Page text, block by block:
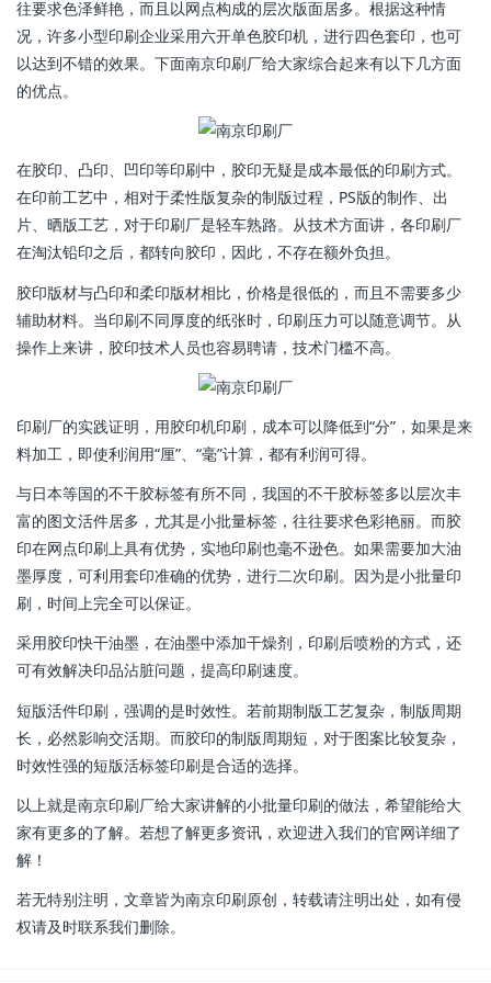
往要求色泽鲜艳，而且以网点构成的层次版面居多。根据这种情
况，许多小型印刷企业采用六开单色胶印机，进行四色套印，也可
以达到不错的效果。下面南京印刷厂给大家综合起来有以下几方面
的优点。
在胶印、凸印、凹印等印刷中，胶印无疑是成本最低的印刷方式。
在印前工艺中，相对于柔性版复杂的制版过程，PS版的制作、出
片、晒版工艺，对于印刷厂是轻车熟路。从技术方面讲，各印刷厂
在淘汰铅印之后，都转向胶印，因此，不存在额外负担。
胶印版材与凸印和柔印版材相比，价格是很低的，而且不需要多少
辅助材料。当印刷不同厚度的纸张时，印刷压力可以随意调节。从
操作上来讲，胶印技术人员也容易聘请，技术门槛不高。
印刷厂的实践证明，用胶印机印刷，成本可以降低到“分”，如果是来
料加工，即使利润用“厘”、“毫”计算，都有利润可得。
与日本等国的不干胶标签有所不同，我国的不干胶标签多以层次丰
富的图文活件居多，尤其是小批量标签，往往要求色彩艳丽。而胶
印在网点印刷上具有优势，实地印刷也毫不逊色。如果需要加大油
墨厚度，可利用套印准确的优势，进行二次印刷。因为是小批量印
刷，时间上完全可以保证。
采用胶印快干油墨，在油墨中添加干燥剂，印刷后喷粉的方式，还
可有效解决印品沾脏问题，提高印刷速度。
短版活件印刷，强调的是时效性。若前期制版工艺复杂，制版周期
长，必然影响交活期。而胶印的制版周期短，对于图案比较复杂，
时效性强的短版活标签印刷是合适的选择。
以上就是南京印刷厂给大家讲解的小批量印刷的做法，希望能给大
家有更多的了解。若想了解更多资讯，欢迎进入我们的官网详细了
解！
若无特别注明，文章皆为南京印刷原创，转载请注明出处，如有侵
权请及时联系我们删除。